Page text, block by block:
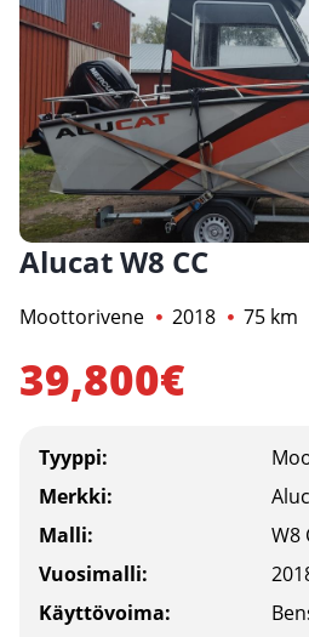
Alucat W8 CC
Moottorivene 2018 75 km
39,800€
Tyyppi:
Merkki:
Malli:
W8
Vuosimalli:
Käyttövoima: